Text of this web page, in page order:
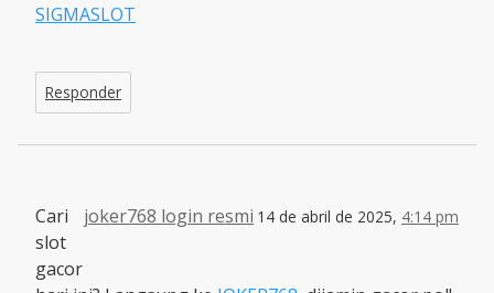
SIGMASLOT
Responder
joker768 login resmi 14 de abril de 2025, 4:14 pm
Cari
slot
gacor